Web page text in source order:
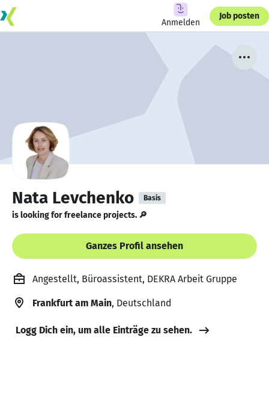
Anmelden
Job posten
Nata Levchenko Basis
is looking for freelance projects. 🔎
Ganzes Profil ansehen
Angestellt, Büroassistent, DEKRA Arbeit Gruppe
Frankfurt am Main, Deutschland
Logg Dich ein, um alle Einträge zu sehen.